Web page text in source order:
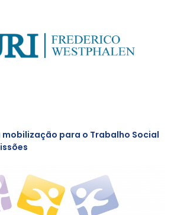
mobilização para o Trabalho Social